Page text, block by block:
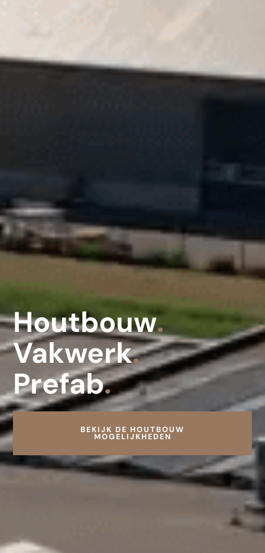
Houtbouw.
Vakwerk.
Prefab.
BEKIJK DE HOUTBOUW
MOGELIJKHEDEN